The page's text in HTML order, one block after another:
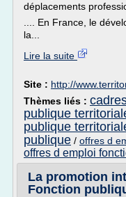
déplacements
.... En France, le
la...
Lire la suite
Site : http://
Thèmes liés :
publique
publique
publique / offres d
offres d emploi
La promotion
Fonction